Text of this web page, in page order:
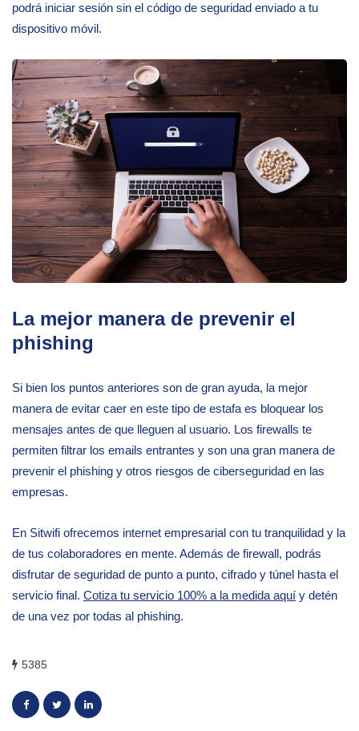
podrá iniciar sesión sin el código de seguridad enviado a tu
dispositivo móvil.
La mejor manera de prevenir el
phishing
Si bien los puntos anteriores son de gran ayuda, la mejor
manera de evitar caer en este tipo de estafa es bloquear los
mensajes antes de que lleguen al usuario. Los firewalls te
permiten filtrar los emails entrantes y son una gran manera de
prevenir el phishing y otros riesgos de ciberseguridad en las
empresas.
En Sitwifi ofrecemos internet empresarial con tu tranquilidad y la
de tus colaboradores en mente. Además de firewall, podrás
disfrutar de seguridad de punto a punto, cifrado y túnel hasta el
servicio final. Cotiza tu servicio 100% a la medida aquí y detén
de una vez por todas al phishing.
5385